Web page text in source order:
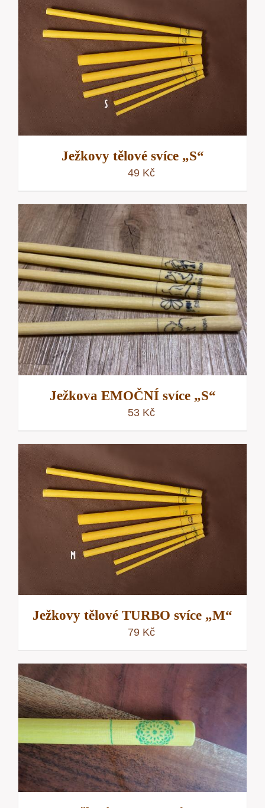
Ježkovy tělové svíce „S“
49 Kč
Ježkova EMOČNÍ svíce „S“
53 Kč
Ježkovy tělové TURBO svíce „M“
79 Kč